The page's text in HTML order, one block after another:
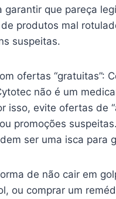
garantir que pareça
produtos mal
suspeitas.
ofertas “gratuitas”:
não é um
isso, evite ofertas de
promoções
ser uma isca para
de não cair em
ou comprar um